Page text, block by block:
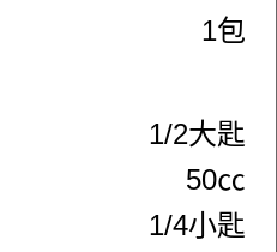
1包
1/2大匙
50㏄
1/4小匙